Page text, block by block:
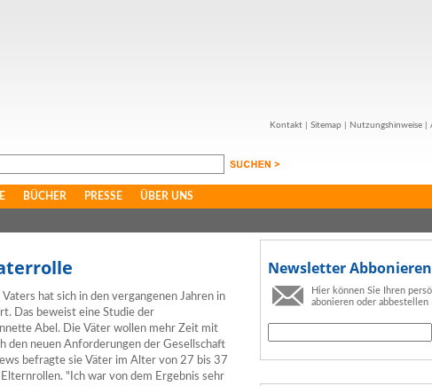
Kontakt Sitemap Nutzungshinweise
BÜCHER PRESSE ÜBER UNS
hat sich in den vergangenen Jahren in
Das beweist eine Studie der
Abel. Die Väter wollen mehr Zeit mit
den neuen Anforderungen der Gesellschaft
befragte sie Väter im Alter von 27 bis 37
"Ich war von dem Ergebnis sehr
Newsletter Abbonieren
Hier können Sie Ihren
abonieren oder abbestellen